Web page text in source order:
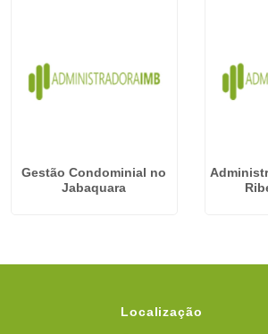
Gestão Condominial no
Jabaquara
Localização